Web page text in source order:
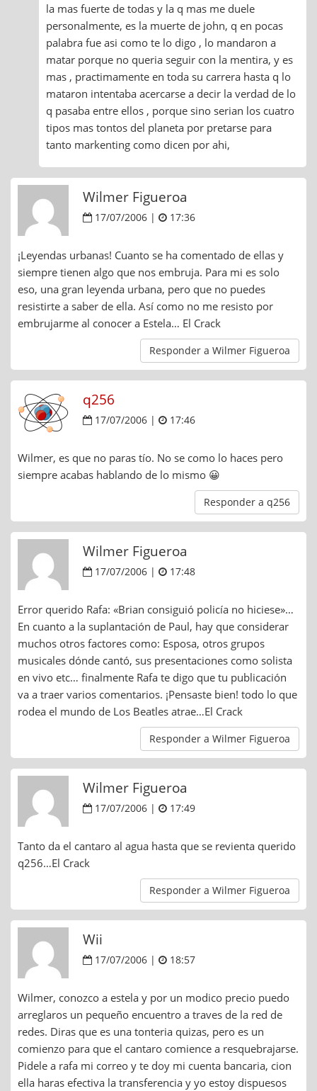
la mas fuerte de todas y la q mas me duele
personalmente, es la muerte de john, q en pocas
palabra fue asi como te lo digo , lo mandaron a
matar porque no queria seguir con la mentira, y es
mas , practimamente en toda su carrera hasta q lo
mataron intentaba acercarse a decir la verdad de lo
q pasaba entre ellos , porque sino serian los cuatro
tipos mas tontos del planeta por pretarse para
tanto markenting como dicen por ahi,
Wilmer Figueroa
17/07/2006 | 17:36
¡Leyendas urbanas! Cuanto se ha comentado de ellas y
siempre tienen algo que nos embruja. Para mi es solo
eso, una gran leyenda urbana, pero que no puedes
resistirte a saber de ella. Así como no me resisto por
embrujarme al conocer a Estela… El Crack
Responder a Wilmer Figueroa
q256
17/07/2006 | 17:46
Wilmer, es que no paras tío. No se como lo haces pero
siempre acabas hablando de lo mismo 😀
Responder a q256
Wilmer Figueroa
17/07/2006 | 17:48
Error querido Rafa: «Brian consiguió policía no hiciese»…
En cuanto a la suplantación de Paul, hay que considerar
muchos otros factores como: Esposa, otros grupos
musicales dónde cantó, sus presentaciones como solista
en vivo etc… finalmente Rafa te digo que tu publicación
va a traer varios comentarios. ¡Pensaste bien! todo lo que
rodea el mundo de Los Beatles atrae…El Crack
Responder a Wilmer Figueroa
Wilmer Figueroa
17/07/2006 | 17:49
Tanto da el cantaro al agua hasta que se revienta querido
q256…El Crack
Responder a Wilmer Figueroa
Wii
17/07/2006 | 18:57
Wilmer, conozco a estela y por un modico precio puedo
arreglaros un pequeño encuentro a traves de la red de
redes. Diras que es una tonteria quizas, pero es un
comienzo para que el cantaro comience a resquebrajarse.
Pidele a rafa mi correo y te doy mi cuenta bancaria, cion
ella haras efectiva la transferencia y yo estoy dispuesos